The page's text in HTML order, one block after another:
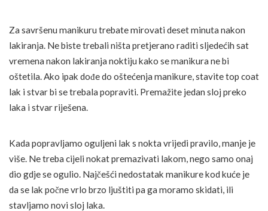
Za savršenu manikuru trebate mirovati deset minuta nakon
lakiranja. Ne biste trebali ništa pretjerano raditi sljedećih sat
vremena nakon lakiranja noktiju kako se manikura ne bi
oštetila. Ako ipak dođe do oštećenja manikure, stavite top coat
lak i stvar bi se trebala popraviti. Premažite jedan sloj preko
laka i stvar riješena.
Kada popravljamo oguljeni lak s nokta vrijedi pravilo, manje je
više. Ne treba cijeli nokat premazivati lakom, nego samo onaj
dio gdje se ogulio. Najčešći nedostatak manikure kod kuće je
da se lak počne vrlo brzo ljuštiti pa ga moramo skidati, ili
stavljamo novi sloj laka.